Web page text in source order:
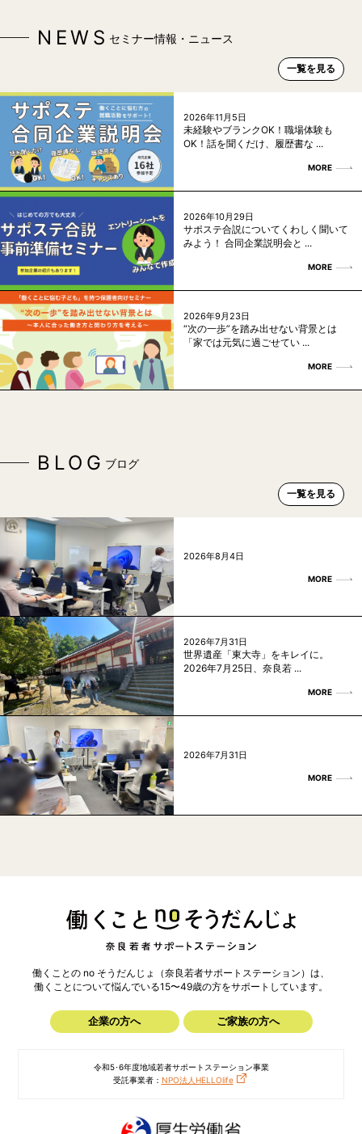
NEWS セミナー情報・ニュース
一覧を見る
2026年11月5日
未経験やブランクOK！職場体験も
OK！話を聞くだけ、履歴書な ...
MORE
2026年10月29日
サポステ合説についてくわしく聞いて
みよう！ 合同企業説明会と ...
MORE
2026年9月23日
“次の一歩”を踏み出せない背景とは
「家では元気に過ごせてい ...
MORE
BLOG ブログ
一覧を見る
2026年8月4日
MORE
2026年7月31日
世界遺産「東大寺」をキレイに。
2026年7月25日、奈良若 ...
MORE
2026年7月31日
MORE
働くことの no そうだんじょ（奈良若者サポートステーション）は、
働くことについて悩んでいる15〜49歳の方をサポートしています。
企業の方へ ご家族の方へ
令和5･6年度地域若者サポートステーション事業
受託事業者： NPO法人HELLOlife